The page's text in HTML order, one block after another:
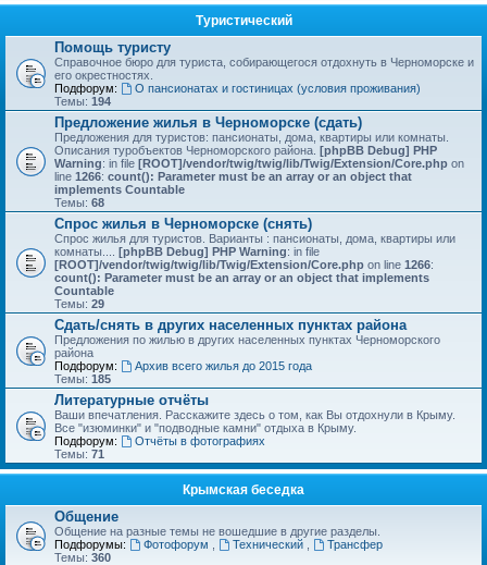
Туристический
Помощь туристу
Справочное бюро для туриста, собирающегося отдохнуть в Черноморске и
его окрестностях.
Подфорум:
О пансионатах и гостиницах (условия проживания)
Темы: 194
Предложение жилья в Черноморске (сдать)
Предложения для туристов: пансионаты, дома, квартиры или комнаты.
Описания туробъектов Черноморского района. [phpBB Debug] PHP
Warning: in file [ROOT]/vendor/twig/twig/lib/Twig/Extension/Core.php on
line 1266: count(): Parameter must be an array or an object that
implements Countable
Темы: 68
Спрос жилья в Черноморске (снять)
Спрос жилья для туристов. Варианты : пансионаты, дома, квартиры или
комнаты.... [phpBB Debug] PHP Warning: in file
[ROOT]/vendor/twig/twig/lib/Twig/Extension/Core.php on line 1266:
count(): Parameter must be an array or an object that implements
Countable
Темы: 29
Сдать/снять в других населенных пунктах района
Предложения по жилью в других населенных пунктах Черноморского
района
Подфорум:
Архив всего жилья до 2015 года
Темы: 185
Литературные отчёты
Ваши впечатления. Расскажите здесь о том, как Вы отдохнули в Крыму.
Все "изюминки" и "подводные камни" отдыха в Крыму.
Подфорум:
Отчёты в фотографиях
Темы: 71
Крымская беседка
Общение
Общение на разные темы не вошедшие в другие разделы.
Подфорумы:
Фотофорум Технический
Трансфер
Темы: 360